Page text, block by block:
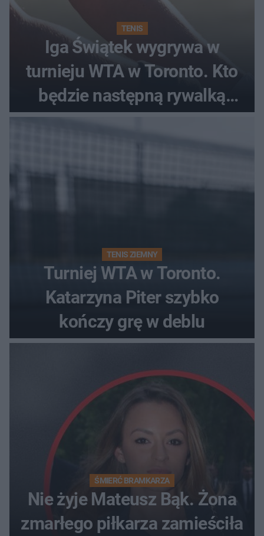
TENIS
Iga Świątek wygrywa w
turnieju WTA w Toronto. Kto
będzie następną rywalką
Polki?
TENIS ZIEMNY
Turniej WTA w Toronto.
Katarzyna Piter szybko
kończy grę w deblu
ŚMIERĆ BRAMKARZA
Nie żyje Mateusz Bąk. Żona
zmarłego piłkarza zamieściła